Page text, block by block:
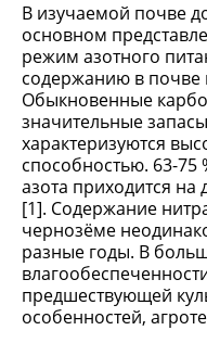
В изучаемой почве
основном
режим азотного
содержанию в почве
Обыкновенные
значительные
характеризуются
способностью. 63-
азота приходится
[1]. Содержание
чернозёме
разные годы. В
предшествующей
особенностей,